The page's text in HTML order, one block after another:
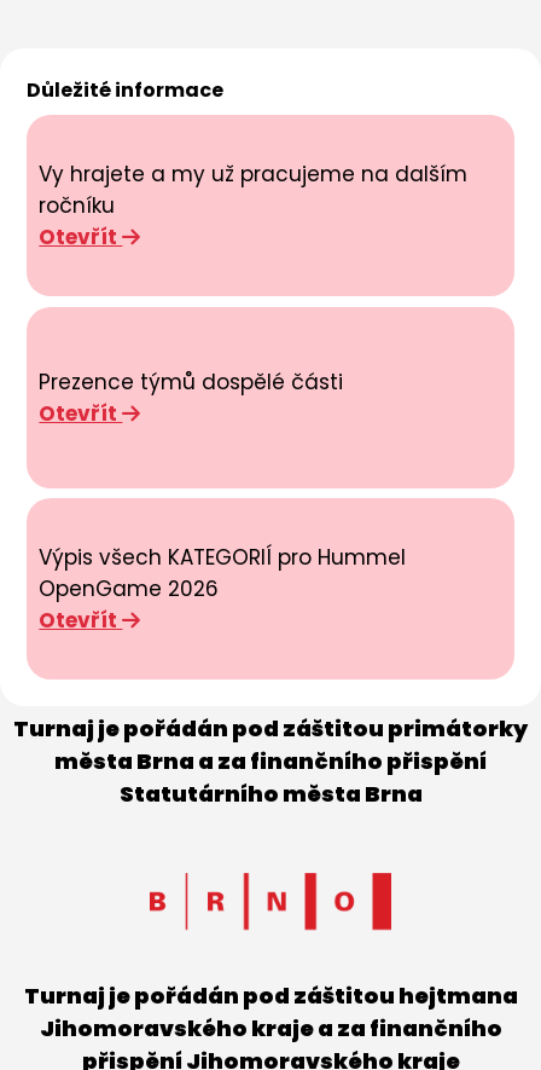
Důležité informace
Vy hrajete a my už pracujeme na dalším
ročníku
Otevřít
Prezence týmů dospělé části
Otevřít
Výpis všech KATEGORIÍ pro Hummel
OpenGame 2026
Otevřít
Turnaj je pořádán pod záštitou primátorky
města Brna a za finančního přispění
Statutárního města Brna
Turnaj je pořádán pod záštitou hejtmana
Jihomoravského kraje a za finančního
přispění Jihomoravského kraje